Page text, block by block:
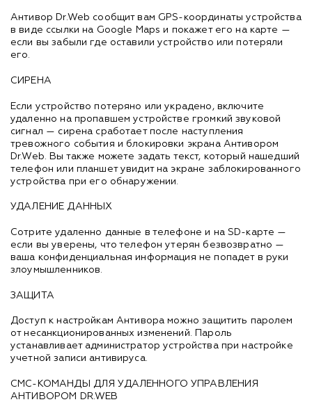
Антивор Dr.Web сообщит вам GPS-координаты устройства
в виде ссылки на Google Maps и покажет его на карте —
если вы забыли где оставили устройство или потеряли
его.
СИРЕНА
Если устройство потеряно или украдено, включите
удаленно на пропавшем устройстве громкий звуковой
сигнал — сирена сработает после наступления
тревожного события и блокировки экрана Антивором
Dr.Web. Вы также можете задать текст, который нашедший
телефон или планшет увидит на экране заблокированного
устройства при его обнаружении.
УДАЛЕНИЕ ДАННЫХ
Сотрите удаленно данные в телефоне и на SD-карте —
если вы уверены, что телефон утерян безвозвратно —
ваша конфиденциальная информация не попадет в руки
злоумышленников.
ЗАЩИТА
Доступ к настройкам Антивора можно защитить паролем
от несанкционированных изменений. Пароль
устанавливает администратор устройства при настройке
учетной записи антивируса.
СМС-КОМАНДЫ ДЛЯ УДАЛЕННОГО УПРАВЛЕНИЯ
АНТИВОРОМ DR.WEB